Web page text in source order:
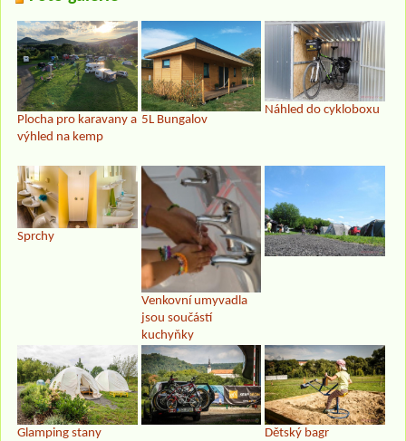
Plocha pro karavany a
výhled na kemp
5L Bungalov
Náhled do cykloboxu
Sprchy
Venkovní umyvadla
jsou součástí
kuchyňky
Glamping stany Dětský bagr